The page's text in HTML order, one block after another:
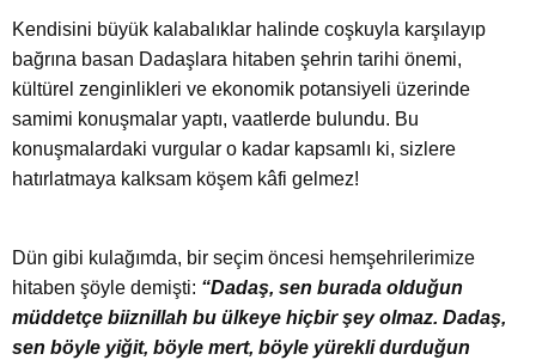
Kendisini büyük kalabalıklar halinde coşkuyla karşılayıp
bağrına basan Dadaşlara hitaben şehrin tarihi önemi,
kültürel zenginlikleri ve ekonomik potansiyeli üzerinde
samimi konuşmalar yaptı, vaatlerde bulundu. Bu
konuşmalardaki vurgular o kadar kapsamlı ki, sizlere
hatırlatmaya kalksam köşem kâfi gelmez!
Dün gibi kulağımda, bir seçim öncesi hemşehrilerimize
hitaben şöyle demişti: “Dadaş, sen burada olduğun
müddetçe biiznillah bu ülkeye hiçbir şey olmaz. Dadaş,
sen böyle yiğit, böyle mert, böyle yürekli durduğun